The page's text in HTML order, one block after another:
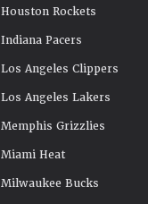
Houston Rockets
Indiana Pacers
Los Angeles Clippers
Los Angeles Lakers
Memphis Grizzlies
Miami Heat
Milwaukee Bucks